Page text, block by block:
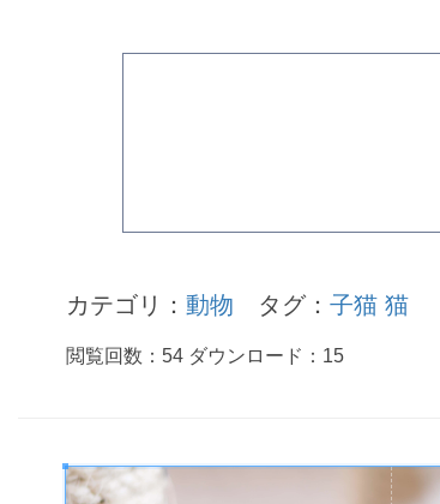
カテゴリ： 動物 タグ： 子猫 猫
閲覧回数： 54 ダウンロード： 15